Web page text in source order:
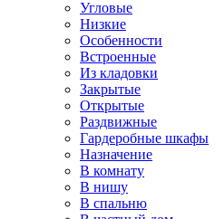
Угловые
Низкие
Особенности
Встроенные
Из кладовки
Закрытые
Открытые
Раздвижные
Гардеробные шкафы
Назначение
В комнату
В нишу
В спальню